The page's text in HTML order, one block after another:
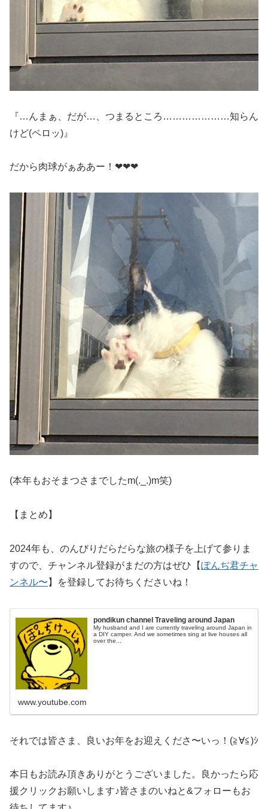
『…んまぁ、だが…、つまるところ…………………知らん
けど(ペロッ)』
だから肉球がぁああー！❤︎❤︎❤︎
(本年もおそまつさまでしたm(._.)m笑)
【まとめ】
2024年も、のんびりだらだらな旅の様子を上げて参りま
すので、チャンネル登録がまだの方はぜひ【ぽんぢ君チャ
ンネル〜 】を登録してお待ちくださいね！
pondikun channel Traveling around Japan
My husband and I are currently traveling around Japan in
a DIY camper. And we sometimes sing at live houses all
over the...
www.youtube.com
それでは皆さま、良いお年をお迎えくださ〜いっ！(≧∀≦)ｼ
本日もお読み頂きありがとうございました。良かったら応
援クリックお願いします♪皆さまのいねと&フォローもお